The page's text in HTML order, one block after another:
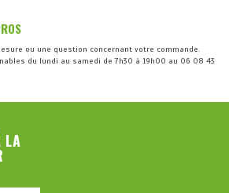
ou une question concernant votre commande.
du lundi au samedi de 7h30 à 19h00 au 06 08 43
LA